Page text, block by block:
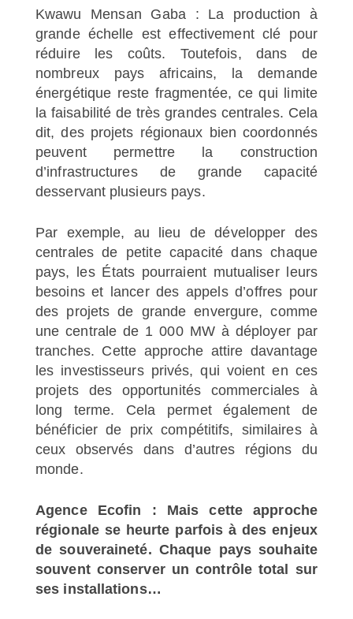
Kwawu Mensan Gaba : La production à
grande échelle est effectivement clé pour
réduire les coûts. Toutefois, dans de
nombreux pays africains, la demande
énergétique reste fragmentée, ce qui limite
la faisabilité de très grandes centrales. Cela
dit, des projets régionaux bien coordonnés
peuvent permettre la construction
d’infrastructures de grande capacité
desservant plusieurs pays.
Par exemple, au lieu de développer des
centrales de petite capacité dans chaque
pays, les États pourraient mutualiser leurs
besoins et lancer des appels d’offres pour
des projets de grande envergure, comme
une centrale de 1 000 MW à déployer par
tranches. Cette approche attire davantage
les investisseurs privés, qui voient en ces
projets des opportunités commerciales à
long terme. Cela permet également de
bénéficier de prix compétitifs, similaires à
ceux observés dans d’autres régions du
monde.
Agence Ecofin : Mais cette approche
régionale se heurte parfois à des enjeux
de souveraineté. Chaque pays souhaite
souvent conserver un contrôle total sur
ses installations…